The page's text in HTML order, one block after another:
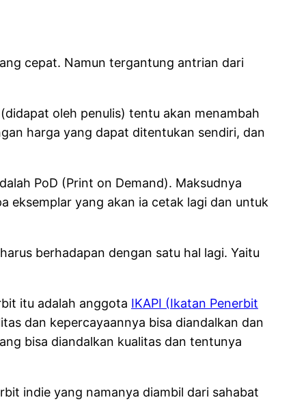
cepat. Namun tergantung antrian dari
oleh penulis) tentu akan menambah
harga yang dapat ditentukan sendiri, dan
PoD (Print on Demand). Maksudnya
eksemplar yang akan ia cetak lagi dan untuk
berhadapan dengan satu hal lagi. Yaitu
itu adalah anggota IKAPI (Ikatan Penerbit
dan kepercayaannya bisa diandalkan dan
bisa diandalkan kualitas dan tentunya
indie yang namanya diambil dari sahabat